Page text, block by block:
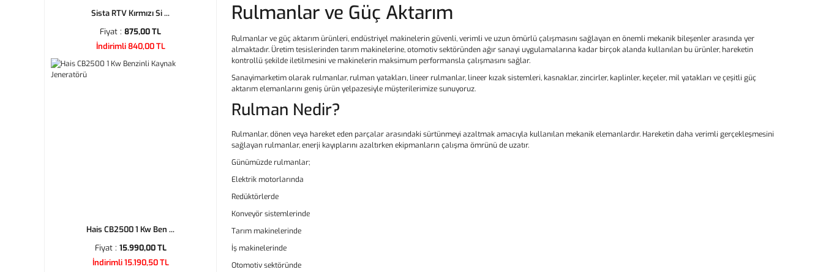
Sista RTV Kırmızı Si ...
Fiyat : 875,00 TL
İndirimli 840,00 TL
Hais CB2500 1 Kw Ben ...
Fiyat : 15.990,00 TL
İndirimli 15.190,50 TL
Rulmanlar ve Güç Aktarım
Rulmanlar ve güç aktarım ürünleri, endüstriyel makinelerin güvenli, verimli ve uzun ömürlü çalışmasını sağlayan en önemli mekanik bileşenler arasında yer
almaktadır. Üretim tesislerinden tarım makinelerine, otomotiv sektöründen ağır sanayi uygulamalarına kadar birçok alanda kullanılan bu ürünler, hareketin
kontrollü şekilde iletilmesini ve makinelerin maksimum performansla çalışmasını sağlar.
Sanayimarketim olarak rulmanlar, rulman yatakları, lineer rulmanlar, lineer kızak sistemleri, kasnaklar, zincirler, kaplinler, keçeler, mil yatakları ve çeşitli güç
aktarım elemanlarını geniş ürün yelpazesiyle müşterilerimize sunuyoruz.
Rulman Nedir?
Rulmanlar, dönen veya hareket eden parçalar arasındaki sürtünmeyi azaltmak amacıyla kullanılan mekanik elemanlardır. Hareketin daha verimli gerçekleşmesini
sağlayan rulmanlar, enerji kayıplarını azaltırken ekipmanların çalışma ömrünü de uzatır.
Günümüzde rulmanlar;
Elektrik motorlarında
Redüktörlerde
Konveyör sistemlerinde
Tarım makinelerinde
İş makinelerinde
Otomotiv sektöründe